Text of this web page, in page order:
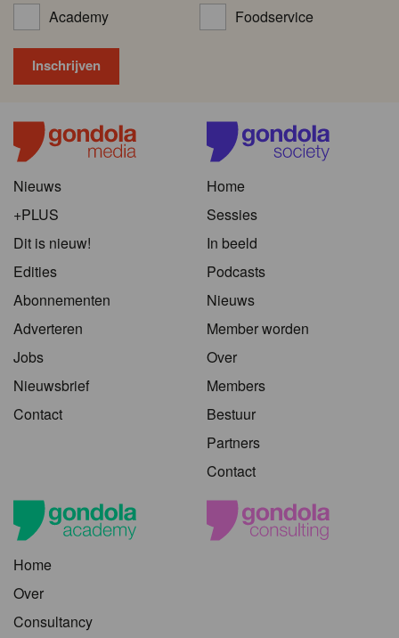
Academy
Foodservice
Nieuws
+PLUS
Dit is nieuw!
Edities
Abonnementen
Adverteren
Jobs
Nieuwsbrief
Contact
Home
Sessies
In beeld
Podcasts
Nieuws
Member worden
Over
Members
Bestuur
Partners
Contact
Home
Over
Consultancy